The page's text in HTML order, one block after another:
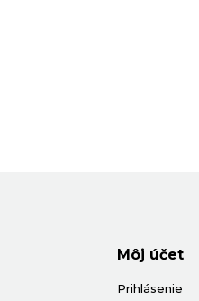
Môj účet
Prihlásenie